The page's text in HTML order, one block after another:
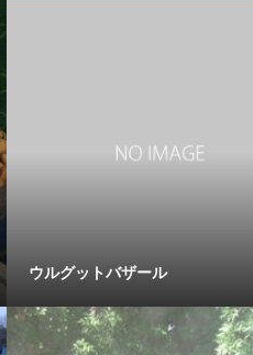
ウルグットバザール